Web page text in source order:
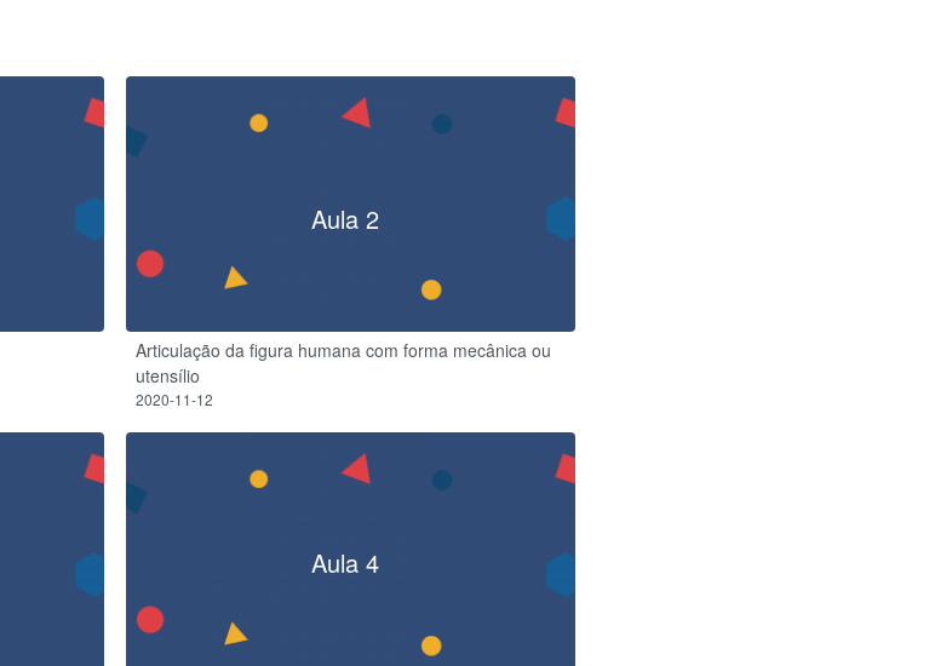
Aula 2
Articulação da figura humana com forma mecânica ou
utensílio
2020-11-12
Aula 4